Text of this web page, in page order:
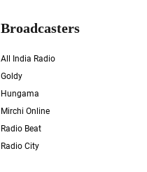
Broadcasters
All India Radio
Goldy
Hungama
Mirchi Online
Radio Beat
Radio City